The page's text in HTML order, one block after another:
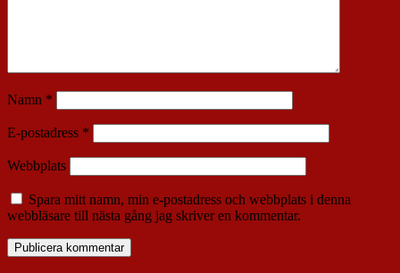
Namn *
E-postadress *
Webbplats
Spara mitt namn, min e-postadress och webbplats i denna
webbläsare till nästa gång jag skriver en kommentar.